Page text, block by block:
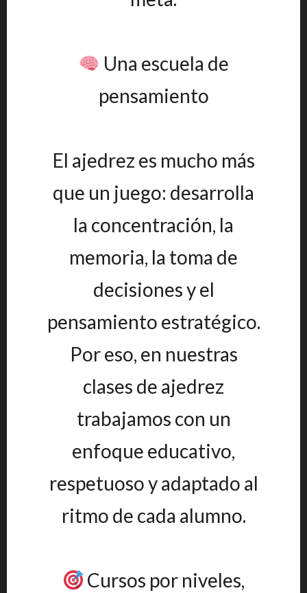
Una escuela de
pensamiento
El ajedrez es mucho más
que un juego: desarrolla
la concentración, la
memoria, la toma de
decisiones y el
pensamiento estratégico.
Por eso, en nuestras
clases de ajedrez
trabajamos con un
enfoque educativo,
respetuoso y adaptado al
ritmo de cada alumno.
Cursos por niveles,